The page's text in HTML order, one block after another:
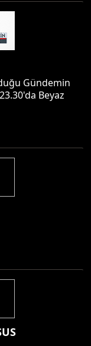
Gündemin
Beyaz